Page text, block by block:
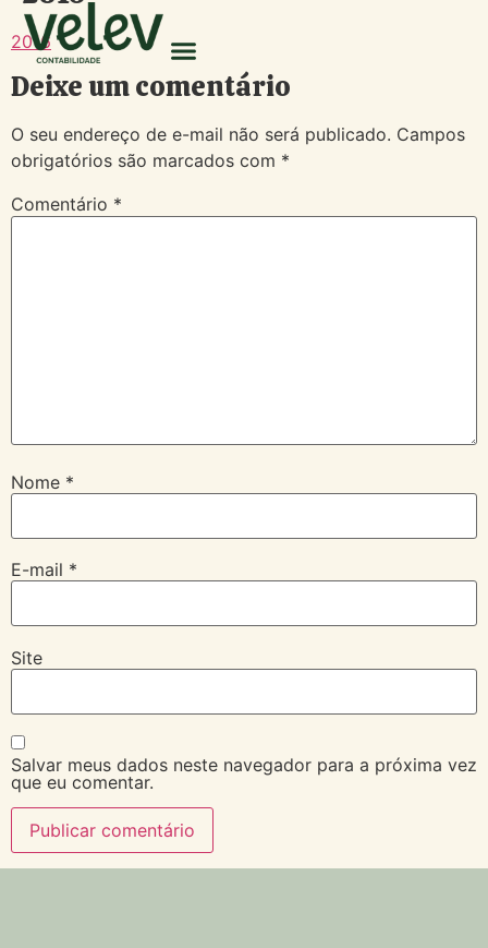
2016
Deixe um comentário
O seu endereço de e-mail não será publicado. Campos
obrigatórios são marcados com *
Comentário *
Nome *
E-mail *
Site
Salvar meus dados neste navegador para a próxima vez
que eu comentar.